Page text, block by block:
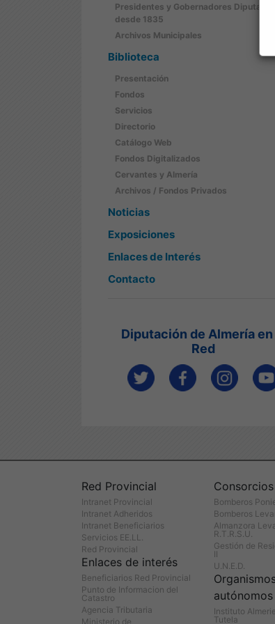
Presidentes y Gobernadores Diputación
desde 1835
Archivos Municipales
Biblioteca
Presentación
Fondos
Servicios
Directorio
Catálogo Web
Fondos Digitalizados
Cervantes y Almería
Archivos / Fondos Privados
Noticias
Exposiciones
Enlaces de Interés
Contacto
Diputación de Almería en
Red
Red Provincial
Intranet Provincial
Intranet Adheridos
Intranet Beneficiarios
Servicios EE.LL.
Red Provincial
Enlaces de interés
Beneficiarios Red Provincial
Punto de Informacion del
Catastro
Agencia Tributaria
Ministerio de
Consorcios
Bomberos
Bomberos
Almanzora
R.T.R.S.U.
Gestión de
II
U.N.E.D.
autónomos
Instituto
Tutela